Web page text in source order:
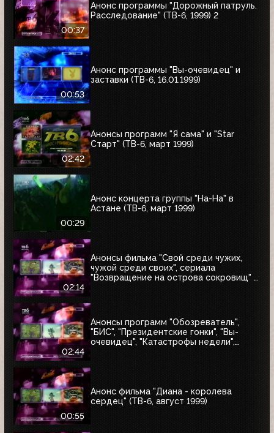
00:37
Анонс программы "Дорожный патруль.
Расследование" (ТВ-6, 1999) 2
00:53
Анонс программы "Вы-очевидец" и
заставки (ТВ-6, 16.01.1999)
02:42
Анонсы программ "Я сама" и "Star
Старт" (ТВ-6, март 1999)
00:29
Анонс концерта группы "На-На" в
Астане (ТВ-6, март 1999)
02:14
Анонсы фильма "Свой среди чужих,
чужой среди своих", сериала
"Возвращение на острова сокровищ" и
02:44
Анонсы программ "Обозреватель",
"БИС", "Президентские гонки", "Вы-
очевидец", "Катастрофы недели",
00:55
Анонс фильма "Диана - королева
сердец" (ТВ-6, август 1999)